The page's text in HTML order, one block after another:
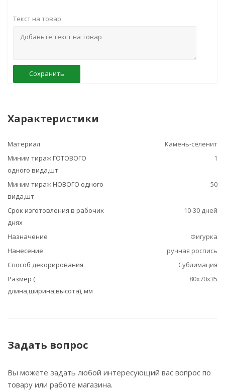
Текст на товар
Сохранить
Характеристики
Материал
Камень-селенит
Миним тираж ГОТОВОГО
одного вида,шт
1
Миним тираж НОВОГО одного
вида,шт
50
Срок изготовления в рабочих
днях
10-30 дней
Назначение
Фигурка
Нанесение
ручная роспись
Способ декорирования
Сублимация
Размер (
длина,ширина,высота), мм
80х70х35
Задать вопрос
Вы можете задать любой интересующий вас вопрос по
товару или работе магазина.